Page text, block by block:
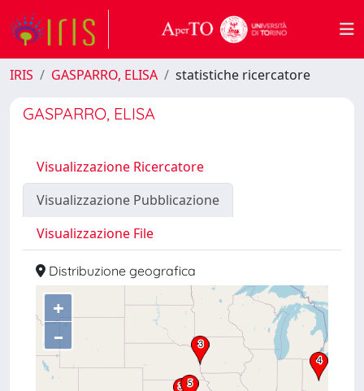
IRIS GASPARRO, ELISA statistiche ricercatore
GASPARRO, ELISA
Visualizzazione Ricercatore
Visualizzazione Pubblicazione
Visualizzazione File
Distribuzione geografica
+
–